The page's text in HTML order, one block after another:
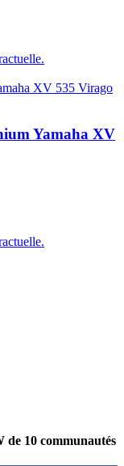
Yamaha XV
de 10 communautés